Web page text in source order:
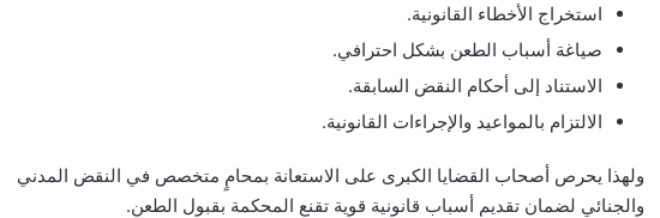
استخراج الأخطاء القانونية.
صياغة أسباب الطعن بشكل احترافي.
الاستناد إلى أحكام النقض السابقة.
الالتزام بالمواعيد والإجراءات القانونية.
ولهذا يحرص أصحاب القضايا الكبرى على الاستعانة بمحامٍ متخصص في النقض المدني
والجنائي لضمان تقديم أسباب قانونية قوية تقنع المحكمة بقبول الطعن.